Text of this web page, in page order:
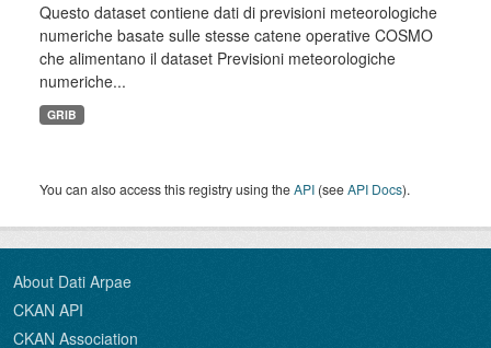
Questo dataset contiene dati di previsioni meteorologiche
numeriche basate sulle stesse catene operative COSMO
che alimentano il dataset Previsioni meteorologiche
numeriche...
GRIB
You can also access this registry using theAPI (seeAPI Docs).
About Dati Arpae
CKAN API
CKAN Association